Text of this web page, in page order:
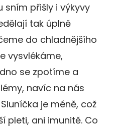
sním přišly i výkyvy
tak úplně
do chladnějšího
vysvlékáme,
se zpotíme a
navíc na nás
je méně, což
pleti, ani imunitě. Co